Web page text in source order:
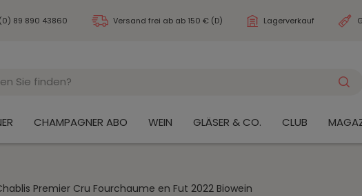
89 890 43860 Versand frei ab ab 150 € (D) Lagerverkauf
CHAMPAGNER ABO WEIN GLÄSER & CO. CLUB
Premier Cru Fourchaume en Fut 2022 Biowein